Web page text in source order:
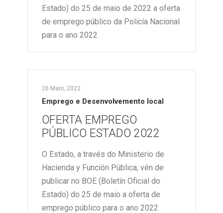
Estado) do 25 de maio de 2022 a oferta
de emprego público da Policía Nacional
para o ano 2022.
26 Maio, 2022
Emprego e Desenvolvemento local
OFERTA EMPREGO
PÚBLICO ESTADO 2022
O Estado, a través do Ministerio de
Hacienda y Función Pública, vén de
publicar no BOE (Boletín Oficial do
Estado) do 25 de maio a oferta de
emprego público para o ano 2022